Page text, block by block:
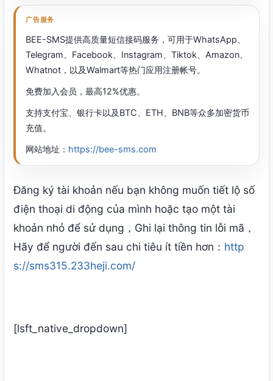
广告服务
BEE-SMS提供高质量短信接码服务，可用于WhatsApp、
Telegram、Facebook、Instagram、Tiktok、Amazon、
Whatnot，以及Walmart等热门应用注册帐号。
免费加入会员，最高12%优惠。
支持支付宝、银行卡以及BTC、ETH、BNB等众多加密货币
充值。
网站地址： https://bee-sms.com
Đăng ký tài khoản nếu bạn không muốn tiết lộ số
điện thoại di động của mình hoặc tạo một tài
khoản nhỏ để sử dụng，Ghi lại thông tin lỗi mã，
Hãy để người đến sau chi tiêu ít tiền hơn： http
s://sms315.233heji.com/
[lsft_native_dropdown]